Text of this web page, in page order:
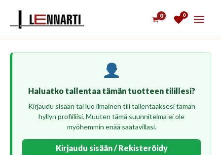
0
Haluatko tallentaa tämän tuotteen tilillesi?
Kirjaudu sisään tai luo ilmainen tili tallentaaksesi tämän
hyllyn profiiliisi. Muuten tämä suunnitelma ei ole
myöhemmin enää saatavillasi.
Kirjaudu sisään / Rekisteröidy